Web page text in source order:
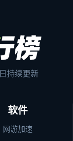
持续更新
软件
网游加速